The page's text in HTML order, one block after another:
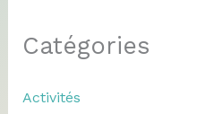
Catégories
Activités